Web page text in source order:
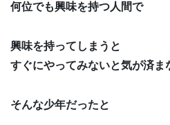
何位でも興味を持つ人間で
興味を持ってしまうと
すぐにやってみないと気が済ま
そんな少年だったと